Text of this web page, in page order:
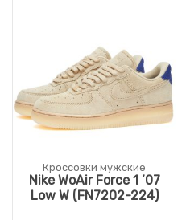
Кроссовки мужские
Nike WoAir Force 1 ’07
Low W (FN7202-224)